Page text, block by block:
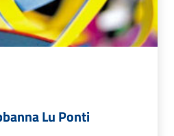
Lu Ponti